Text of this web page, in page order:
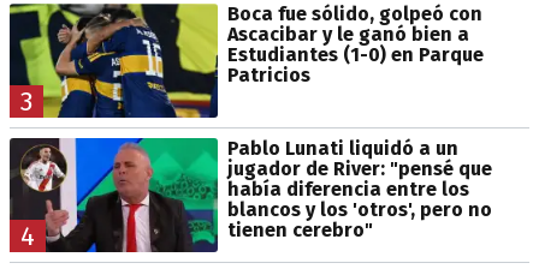
3
Boca fue sólido, golpeó con
Ascacibar y le ganó bien a
Estudiantes (1-0) en Parque
Patricios
4
Pablo Lunati liquidó a un
jugador de River: "pensé que
había diferencia entre los
blancos y los 'otros', pero no
tienen cerebro"